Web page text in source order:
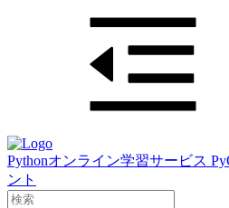
Pythonオンライン学習サービス
ント